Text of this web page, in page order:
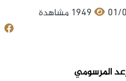
01/ 1949 مشاهدة
المرسومي